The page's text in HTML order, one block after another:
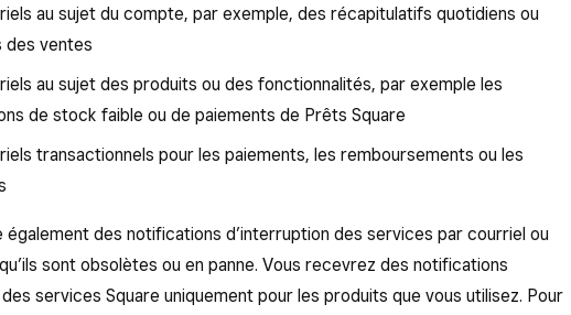
au sujet du compte, par exemple, des récapitulatifs quotidiens ou
des ventes
au sujet des produits ou des fonctionnalités, par exemple les
de stock faible ou de paiements de Prêts Square
transactionnels pour les paiements, les remboursements ou les
également des notifications d’interruption des services par courriel ou
sont obsolètes ou en panne. Vous recevrez des notifications
services Square uniquement pour les produits que vous utilisez. Pour